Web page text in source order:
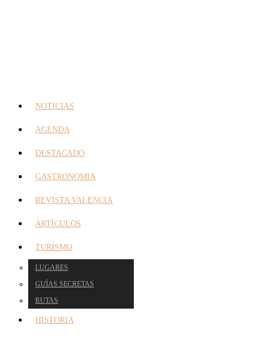
NOTICIAS
AGENDA
DESTACADO
GASTRONOMIA
REVISTA VALENCIA
ARTÍCULOS
TURISMO
LUGARES
GUÍAS SECRETAS
RUTAS
HISTORIA